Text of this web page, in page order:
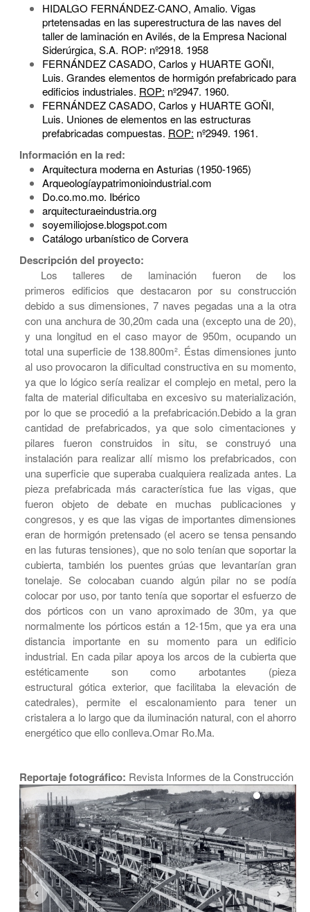
HIDALGO FERNÁNDEZ-CANO, Amalio. Vigas
prtetensadas en las superestructura de las naves del
taller de laminación en Avilés, de la Empresa Nacional
Siderúrgica, S.A. ROP: nº2918. 1958
FERNÁNDEZ CASADO, Carlos y HUARTE GOÑI,
Luis. Grandes elementos de hormigón prefabricado para
edificios industriales. ROP: nº2947. 1960.
FERNÁNDEZ CASADO, Carlos y HUARTE GOÑI,
Luis. Uniones de elementos en las estructuras
prefabricadas compuestas. ROP: nº2949. 1961.
Información en la red:
Arquitectura moderna en Asturias (1950-1965)
Arqueologíaypatrimonioindustrial.com
Do.co.mo.mo. Ibérico
arquitecturaeindustria.org
soyemiliojose.blogspot.com
Catálogo urbanístico de Corvera
Descripción del proyecto:
Los talleres de laminación fueron de los
primeros edificios que destacaron por su construcción
debido a sus dimensiones, 7 naves pegadas una a la otra
con una anchura de 30,20m cada una (excepto una de 20),
y una longitud en el caso mayor de 950m, ocupando un
total una superficie de 138.800m². Éstas dimensiones junto
al uso provocaron la dificultad constructiva en su momento,
ya que lo lógico sería realizar el complejo en metal, pero la
falta de material dificultaba en excesivo su materialización,
por lo que se procedió a la prefabricación.Debido a la gran
cantidad de prefabricados, ya que solo cimentaciones y
pilares fueron construidos in situ, se construyó una
instalación para realizar allí mismo los prefabricados, con
una superficie que superaba cualquiera realizada antes. La
pieza prefabricada más característica fue las vigas, que
fueron objeto de debate en muchas publicaciones y
congresos, y es que las vigas de importantes dimensiones
eran de hormigón pretensado (el acero se tensa pensando
en las futuras tensiones), que no solo tenían que soportar la
cubierta, también los puentes grúas que levantarían gran
tonelaje. Se colocaban cuando algún pilar no se podía
colocar por uso, por tanto tenía que soportar el esfuerzo de
dos pórticos con un vano aproximado de 30m, ya que
normalmente los pórticos están a 12-15m, que ya era una
distancia importante en su momento para un edificio
industrial. En cada pilar apoya los arcos de la cubierta que
estéticamente son como arbotantes (pieza
estructural gótica exterior, que facilitaba la elevación de
catedrales), permite el escalonamiento para tener un
cristalera a lo largo que da iluminación natural, con el ahorro
energético que ello conlleva.Omar Ro.Ma.
Reportaje fotográfico: Revista Informes de la Construcción